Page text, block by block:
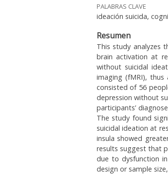
PALABRAS CLAVE
ideación suicida,
Resumen
This study analyzes
brain activation at
without suicidal
imaging (fMRI), thus
consisted of 56
depression without
participants’
The study found
suicidal ideation at
insula showed
results suggest that
due to dysfunction
design or sample